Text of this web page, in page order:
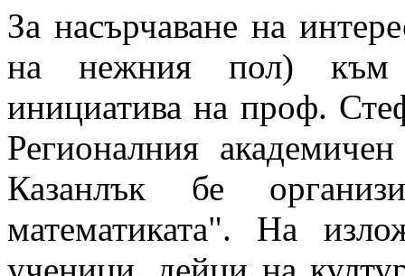
За насърчаване на
на нежния пол) към
инициатива на проф.
Регионалния
Казанлък бе
математиката". На